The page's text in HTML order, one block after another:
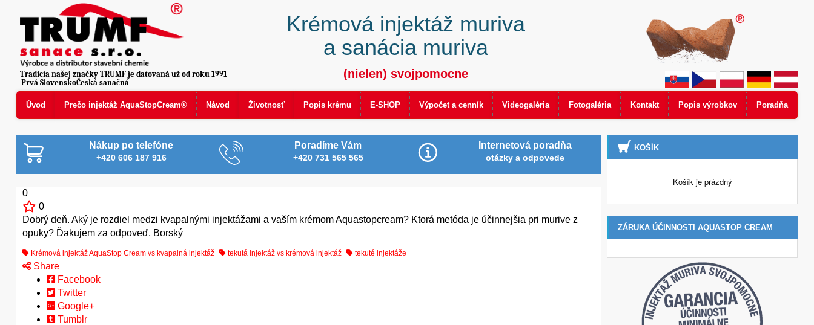
Úvod Prečo injektáž AquaStopCream® Návod Životnosť Popis krému E-SHOP Výpočet a cenník Videogaléria Fotogaléria Kontakt Popis výrobkov Poradňa
Prvá SlovenskoČeská sanačná
Krémová injektáž muriva
a sanácia muriva
(nielen) svojpomocne
Tradícia našej značky TRUMF je datovaná už od roku 1991
Nákup po telefóne
+420 606 187 916
Poradíme Vám
+420 731 565 565
Internetová poradňa
otázky a odpovede
0
0
Dobrý deň. Aký je rozdiel medzi kvapalnými injektážami a vaším krémom Aquastopcream? Ktorá metóda je účinnejšia pri murive z
opuky? Ďakujem za odpoveď, Borský
Krémová injektáž AquaStop Cream vs kvapalná injektáž tekutá injektáž vs krémová injektáž tekuté injektáže
Share
Facebook
Twitter
Google+
Tumblr
KOŠÍK
Košík je prázdný
ZÁRUKA ÚČINNOSTI AQUASTOP CREAM